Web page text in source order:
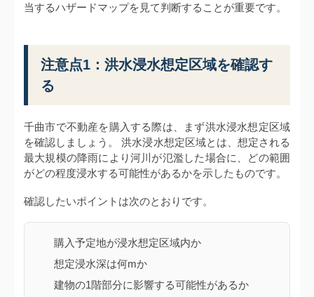
当するハザードマップを見て判断することが重要です。
注意点1：洪水浸水想定区域を確認す
る
千曲市で不動産を購入する際は、まず洪水浸水想定区域
を確認しましょう。 洪水浸水想定区域とは、想定される
最大規模の降雨により河川が氾濫した場合に、どの範囲
がどの程度浸水する可能性があるかを示したものです。
確認したいポイントは次のとおりです。
購入予定地が浸水想定区域内か
想定浸水深は何mか
建物の1階部分に影響する可能性があるか